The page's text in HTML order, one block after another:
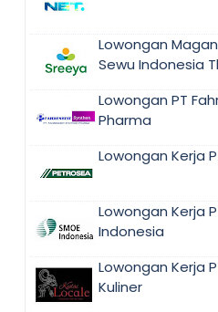
Lowongan
Sewu Indonesia
Lowongan PT
Pharma
Lowongan Kerja
Lowongan Kerja
Indonesia
Lowongan Kerja
Kuliner